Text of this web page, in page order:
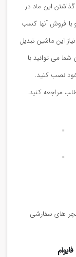
این ماد در
با فروش آنها کسب
این ماشین تبدیل
می توانید با
خود نصب کنید.
مراجعه کنید.
های سفارشی